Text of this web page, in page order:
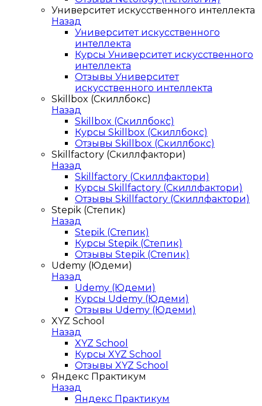
Университет искусственного интеллекта
Назад
Университет искусственного
интеллекта
Курсы Университет искусственного
интеллекта
Отзывы Университет
искусственного интеллекта
Skillbox (Скиллбокс)
Назад
Skillbox (Скиллбокс)
Курсы Skillbox (Скиллбокс)
Отзывы Skillbox (Скиллбокс)
Skillfactory (Скиллфактори)
Назад
Skillfactory (Скиллфактори)
Курсы Skillfactory (Скиллфактори)
Отзывы Skillfactory (Скиллфактори)
Stepik (Степик)
Назад
Stepik (Степик)
Курсы Stepik (Степик)
Отзывы Stepik (Степик)
Udemy (Юдеми)
Назад
Udemy (Юдеми)
Курсы Udemy (Юдеми)
Отзывы Udemy (Юдеми)
XYZ School
Назад
XYZ School
Курсы XYZ School
Отзывы XYZ School
Яндекс Практикум
Назад
Яндекс Практикум